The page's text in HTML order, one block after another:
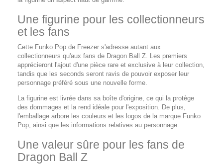
Une figurine pour les collectionneurs
et les fans
Cette Funko Pop de Freezer s'adresse autant aux
collectionneurs qu'aux fans de Dragon Ball Z. Les premiers
apprécieront l'ajout d'une pièce rare et exclusive à leur collection,
tandis que les seconds seront ravis de pouvoir exposer leur
personnage préféré sous une nouvelle forme.
La figurine est livrée dans sa boîte d'origine, ce qui la protège
des dommages et la rend idéale pour l'exposition. De plus,
l'emballage arbore les couleurs et les logos de la marque Funko
Pop, ainsi que les informations relatives au personnage.
Une valeur sûre pour les fans de
Dragon Ball Z